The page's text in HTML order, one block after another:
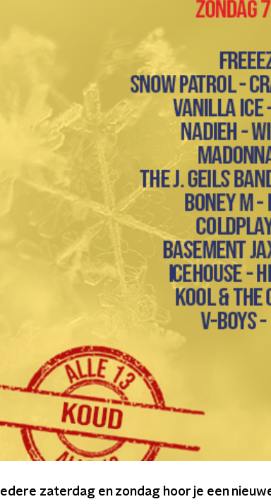
Iedere zaterdag en zondag hoor je een